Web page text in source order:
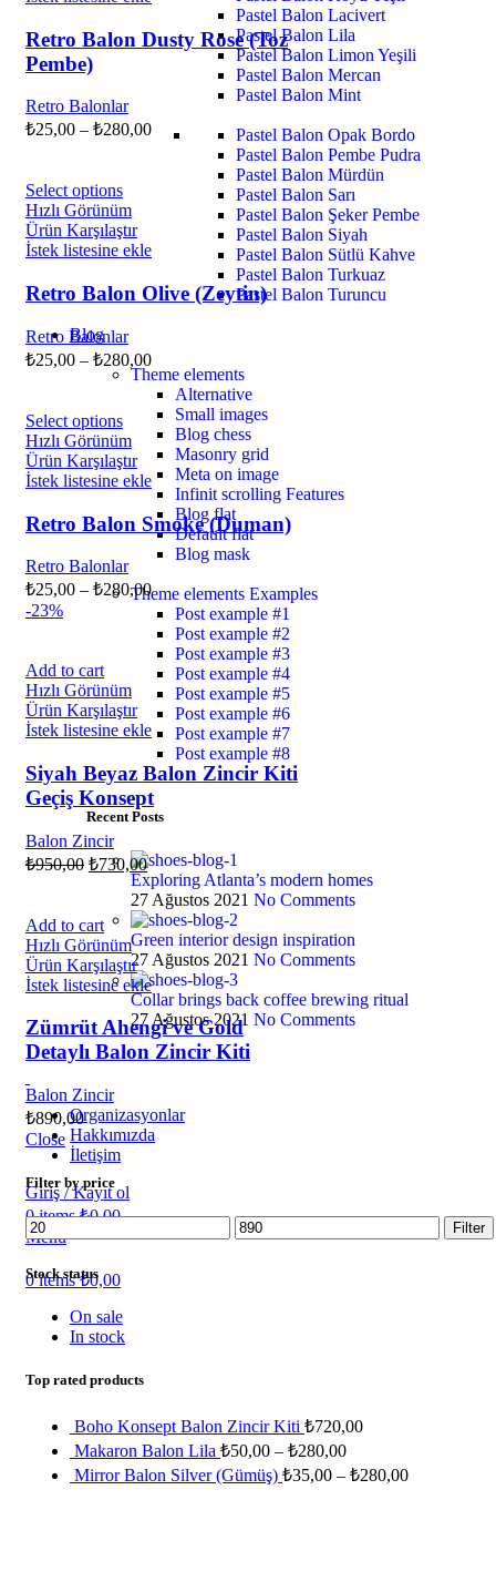
Pastel Balon Lacivert
Pastel Balon Lila
Pastel Balon Limon Yeşili
Pastel Balon Mercan
Pastel Balon Mint
Pastel Balon Opak Bordo
Pastel Balon Pembe Pudra
Pastel Balon Mürdün
Pastel Balon Sarı
Pastel Balon Şeker Pembe
Pastel Balon Siyah
Pastel Balon Sütlü Kahve
Pastel Balon Turkuaz
Pastel Balon Turuncu
Blog
Theme elements
Alternative
Small images
Blog chess
Masonry grid
Meta on image
Infinit scrolling Features
Blog flat
Default flat
Blog mask
Theme elements Examples
Post example #1
Post example #2
Post example #3
Post example #4
Post example #5
Post example #6
Post example #7
Post example #8
Recent Posts
Exploring Atlanta’s modern homes
27 Ağustos 2021 No Comments
Green interior design inspiration
27 Ağustos 2021 No Comments
Collar brings back coffee brewing ritual
27 Ağustos 2021 No Comments
Organizasyonlar
Hakkımızda
İletişim
Giriş / Kayıt ol
0items ₺0,00
Menu
0items ₺0,00
Close
Filter by price
Filter
Stock status
On sale
In stock
Top rated products
Boho Konsept Balon Zincir Kiti ₺720,00
Makaron Balon Lila ₺50,00 – ₺280,00
Mirror Balon Silver (Gümüş) ₺35,00 – ₺280,00
Retro Balon Dusty Rose (Toz
Pembe)
Retro Balonlar
₺25,00 – ₺280,00
Select options
Hızlı Görünüm
Ürün Karşılaştır
İstek listesine ekle
Retro Balon Olive (Zeytin)
Retro Balonlar
₺25,00 – ₺280,00
Select options
Hızlı Görünüm
Ürün Karşılaştır
İstek listesine ekle
Retro Balon Smoke (Duman)
Retro Balonlar
₺25,00 – ₺280,00
-23%
Add to cart
Hızlı Görünüm
Ürün Karşılaştır
İstek listesine ekle
Siyah Beyaz Balon Zincir Kiti
Geçiş Konsept
Balon Zincir
₺950,00 ₺730,00
Add to cart
Hızlı Görünüm
Ürün Karşılaştır
İstek listesine ekle
Zümrüt Ahengi ve Gold
Detaylı Balon Zincir Kiti
Balon Zincir
₺890,00